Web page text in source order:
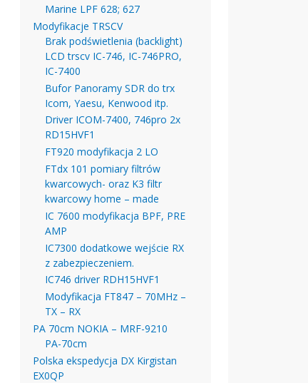
Marine LPF 628; 627
Modyfikacje TRSCV
Brak podświetlenia (backlight)
LCD trscv IC-746, IC-746PRO,
IC-7400
Bufor Panoramy SDR do trx
Icom, Yaesu, Kenwood itp.
Driver ICOM-7400, 746pro 2x
RD15HVF1
FT920 modyfikacja 2 LO
FTdx 101 pomiary filtrów
kwarcowych- oraz K3 filtr
kwarcowy home – made
IC 7600 modyfikacja BPF, PRE
AMP
IC7300 dodatkowe wejście RX
z zabezpieczeniem.
IC746 driver RDH15HVF1
Modyfikacja FT847 – 70MHz –
TX – RX
PA 70cm NOKIA – MRF-9210
PA-70cm
Polska ekspedycja DX Kirgistan
EX0QP